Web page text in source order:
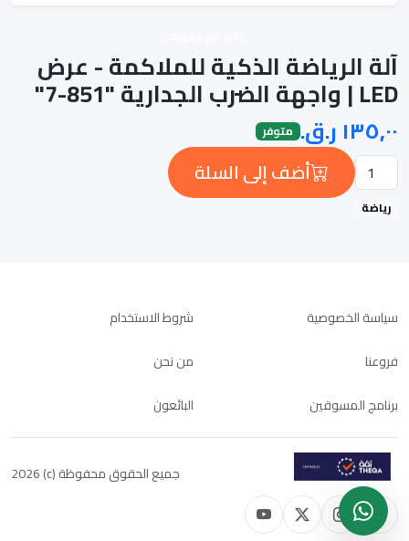
آلة الرياضة الذكية للملاكمة - عرض
LED | واجهة الضرب الجدارية "851-7"
متوفر
أضف إلى السلة
رياضة
سياسة الخصوصية
شروط الاستخدام
فروعنا
من نحن
برنامج المسوقين
البائعون
جميع الحقوق محفوظة (c) 2026